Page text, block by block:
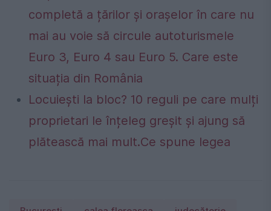
completă a țărilor și orașelor în care nu
mai au voie să circule autoturismele
Euro 3, Euro 4 sau Euro 5. Care este
situația din România
Locuiești la bloc? 10 reguli pe care mulți
proprietari le înțeleg greșit și ajung să
plătească mai mult.Ce spune legea